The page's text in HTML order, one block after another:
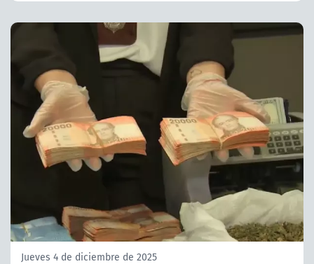
Jueves 4 de diciembre de 2025